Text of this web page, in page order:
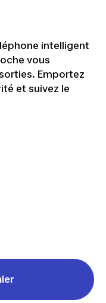
intelligent
vous
Emportez
et suivez le